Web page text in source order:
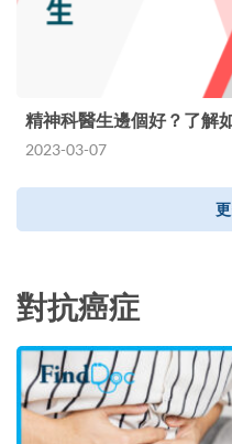
精神科醫生邊個好？了解
2023-03-07
對抗癌症